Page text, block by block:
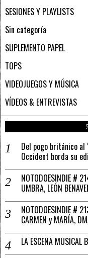
SESIONES Y PLAYLISTS
Sin categoría
SUPLEMENTO PAPEL
TOPS
VIDEOJUEGOS Y MÚSICA
VÍDEOS & ENTREVISTAS
Del pogo británico al
Occident borda su
NOTODOESINDIE #
UMBRA, LEÓN
NOTODOESINDIE #
CARMEN y MARÍA,
LA ESCENA MUSICAL